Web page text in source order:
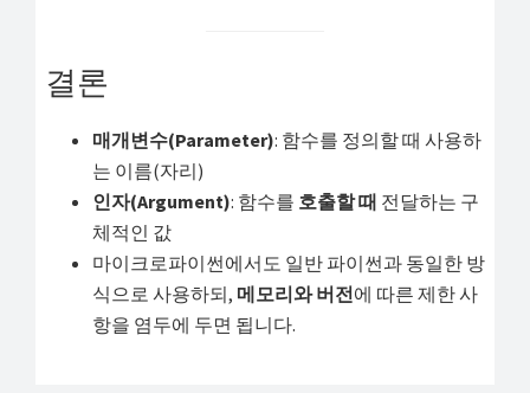
결론
매개변수(Parameter): 함수를 정의할 때 사용하
는 이름(자리)
인자(Argument): 함수를 호출할 때 전달하는 구
체적인 값
마이크로파이썬에서도 일반 파이썬과 동일한 방
식으로 사용하되, 메모리와 버전에 따른 제한 사
항을 염두에 두면 됩니다.